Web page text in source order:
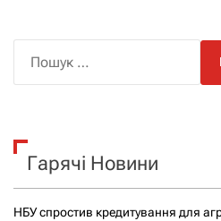
к
Гарячі Новини
НБУ спростив кредитування для